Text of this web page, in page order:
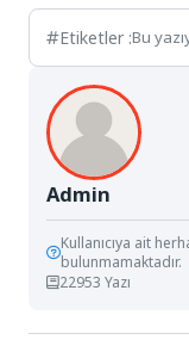
Etiketler :Bu
Admin
Kullanıcıya ait
bulunmamaktadır.
22953 Yazı